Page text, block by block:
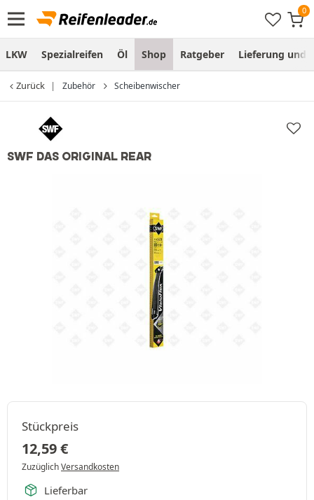
LKW Spezialreifen Öl Shop Ratgeber Lieferung und
Zurück Zubehör Scheibenwischer
SWF DAS ORIGINAL REAR
Stückpreis
12,59€
ZuzüglichVersandkosten
Lieferbar